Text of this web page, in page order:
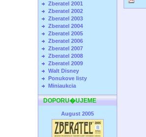
Zberatel 2001
Zberatel 2002
Zberatel 2003
Zberatel 2004
Zberatel 2005
Zberatel 2006
Zberatel 2007
Zberatel 2008
Zberatel 2009
Walt Disney
Ponukove listy
Miniaukcia
DOPORU�UJEME
August 2005